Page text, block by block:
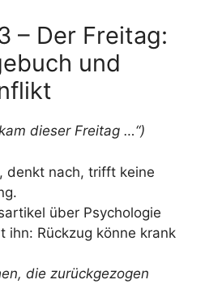
– Der Freitag:
und
dieser Freitag …“)
denkt nach, trifft keine
über Psychologie
ihn: Rückzug könne krank
die zurückgezogen